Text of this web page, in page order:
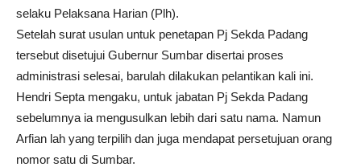
selaku Pelaksana Harian (Plh).
Setelah surat usulan untuk penetapan Pj Sekda Padang
tersebut disetujui Gubernur Sumbar disertai proses
administrasi selesai, barulah dilakukan pelantikan kali ini.
Hendri Septa mengaku, untuk jabatan Pj Sekda Padang
sebelumnya ia mengusulkan lebih dari satu nama. Namun
Arfian lah yang terpilih dan juga mendapat persetujuan orang
nomor satu di Sumbar.